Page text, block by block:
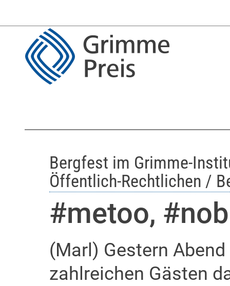
Bergfest im Grimme-
Öffentlich-Rechtlichen /
#metoo,
(Marl) Gestern
zahlreichen Gästen